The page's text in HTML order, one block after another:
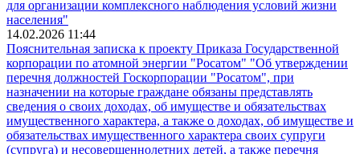
для организации комплексного наблюдения условий жизни
населения"
14.02.2026 11:44
Пояснительная записка к проекту Приказа Государственной
корпорации по атомной энергии "Росатом" "Об утверждении
перечня должностей Госкорпорации "Росатом", при
назначении на которые граждане обязаны представлять
сведения о своих доходах, об имуществе и обязательствах
имущественного характера, а также о доходах, об имуществе и
обязательствах имущественного характера своих супруги
(супруга) и несовершеннолетних детей, а также перечня